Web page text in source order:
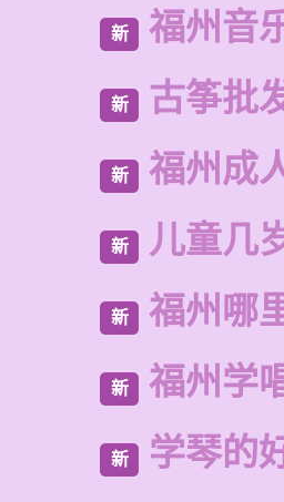
新 福州音
新 古筝批
新 福州成
新 儿童几
新 福州哪
新 福州学
新 学琴的